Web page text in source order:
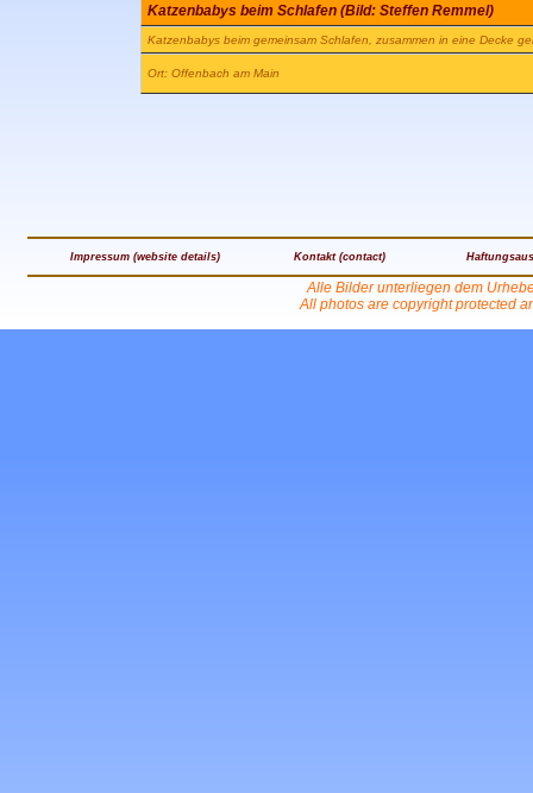
Katzenbabys beim Schlafen (Bild: Steffen Remmel)
Katzenbabys beim gemeinsam Schlafen, zusammen in eine Decke
Ort: Offenbach am Main
Impressum (website details) Kontakt (contact)
Alle Bilder unterliegen dem
All photos are copyright protected